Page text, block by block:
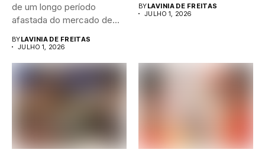
de um longo período
afastada do mercado de...
BYLAVINIA DE FREITAS
JULHO 1, 2026
BYLAVINIA DE FREITAS
JULHO 1, 2026